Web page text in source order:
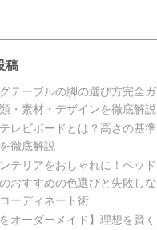
稿
テーブルの脚の選び方完全ガ
・素材・デザインを徹底解説
レビボードとは？高さの基準
徹底解説
テリアをおしゃれに！ベッド
おすすめの色選びと失敗しな
ーディネート術
をオーダーメイド】理想を賢く